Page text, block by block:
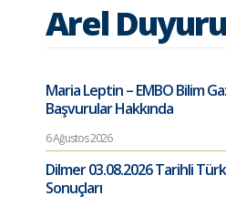
Arel
Maria Leptin – EMBO Bilim
Başvurular Hakkında
6 Ağustos 2026
Dilmer 03.08.2026 Tarihli
Sonuçları